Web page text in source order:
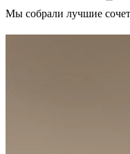
Мы собрали лучшие